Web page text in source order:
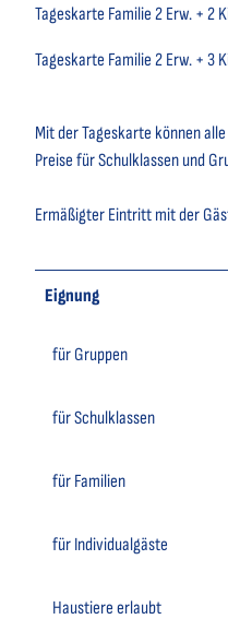
Tageskarte Familie 2 Erw. + 2
Tageskarte Familie 2 Erw. + 3
Mit der Tageskarte können
Preise für Schulklassen und
Ermäßigter Eintritt mit der
Eignung
für Gruppen
für Schulklassen
für Familien
für Individualgäste
Haustiere erlaubt